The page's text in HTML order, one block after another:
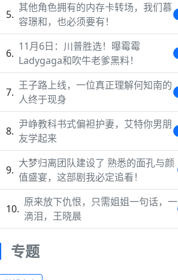
其他角色拥有的内存卡转场，我们慕
容璟和，也必须要有！
11月6日：川普胜选！曝霉霉
Ladygaga和吹牛老爹黑料！
王子路上线，一位真正理解何知南的
人终于现身
尹峥教科书式偏袒护妻，艾特你男朋
友学起来
大梦归离团队建设了 熟悉的面孔与颜
值盛宴，这部剧我必定追看！
原来放下仇恨，只需姐姐一句话，一
滴泪，王晓晨
专题